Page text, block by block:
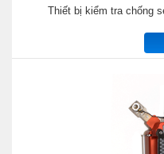
Thiết bị kiểm tra chống